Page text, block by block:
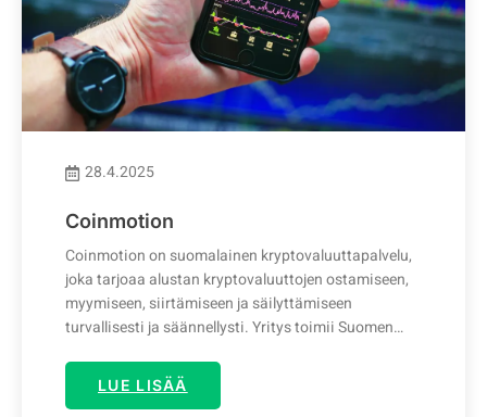
28.4.2025
Coinmotion
Coinmotion on suomalainen kryptovaluuttapalvelu,
joka tarjoaa alustan kryptovaluuttojen ostamiseen,
myymiseen, siirtämiseen ja säilyttämiseen
turvallisesti ja säännellysti. Yritys toimii Suomen…
LUE LISÄÄ